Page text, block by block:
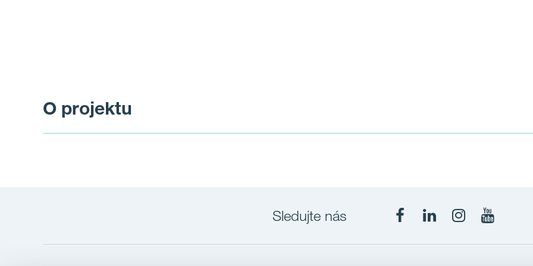
O projektu
Nový rezidenční
Sledujte nás